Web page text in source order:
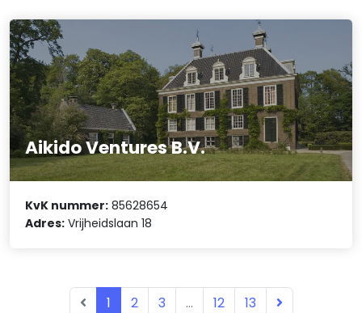
Aikido Ventures B.V.
KvK nummer: 85628654
Adres: Vrijheidslaan 18
1 2 3 ... 12 13